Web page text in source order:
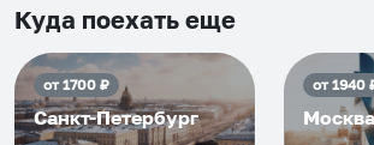
приезжать еще...
Куда поехать еще
от1700₽
Санкт-Петербург
от1940
Москва